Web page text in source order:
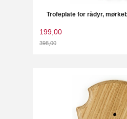
Trofeplate for rådyr,
199,00
398,00